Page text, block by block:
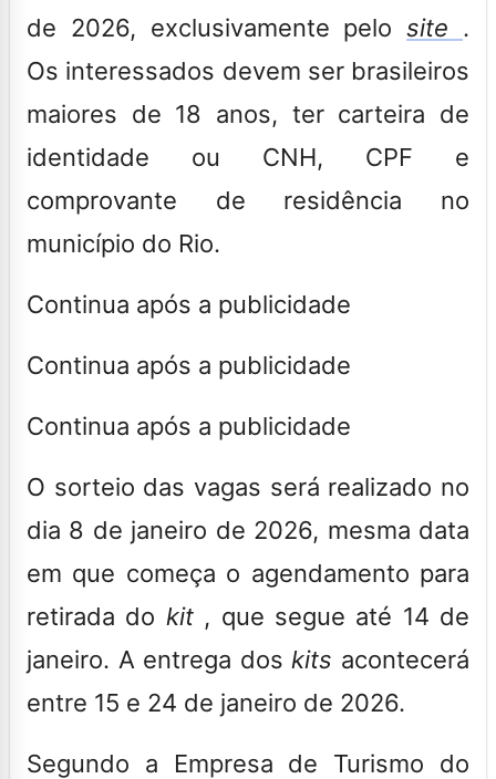
de 2026, exclusivamente pelosite .
Os interessados devem ser brasileiros
maiores de 18 anos, ter carteira de
identidade ou CNH, CPF e
comprovante de residência no
município do Rio.
Continua após a publicidade
Continua após a publicidade
Continua após a publicidade
O sorteio das vagas será realizado no
dia 8 de janeiro de 2026, mesma data
em que começa o agendamento para
retirada do kit, que segue até 14 de
janeiro. A entrega dos kits acontecerá
entre 15 e 24 de janeiro de 2026.
Segundo a Empresa de Turismo do